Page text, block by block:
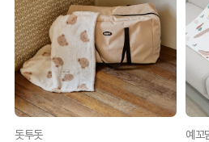
돗투돗 예꼬